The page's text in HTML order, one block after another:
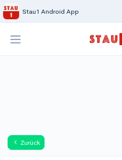
Stau1 Android App
Zurück